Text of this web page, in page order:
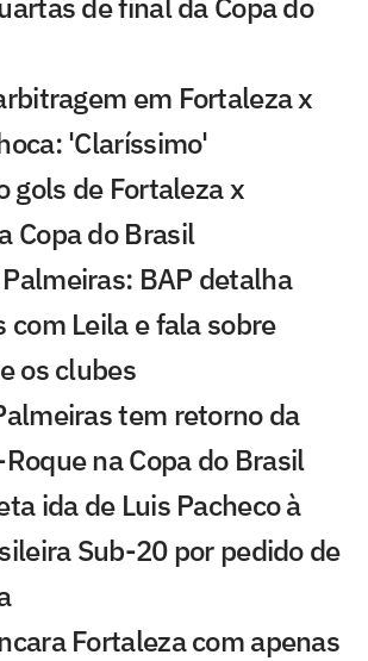
em Fortaleza x
'Claríssimo'
gols de Fortaleza x
Copa do Brasil
BAP detalha
com Leila e fala sobre
os clubes
tem retorno da
na Copa do Brasil
ida de Luis Pacheco à
Sub-20 por pedido de
Fortaleza com apenas